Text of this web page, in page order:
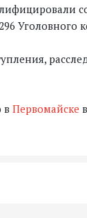
Уголовного
в Первомайске